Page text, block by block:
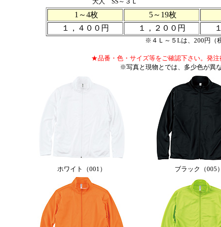
1～4枚
5～19枚
１，４００円
１，２００円
※４Ｌ～５Lは、200円（
★品番・色・サイズ等をご確認下さい。発
※写真と現物とでは、多少色が異
ホワイト（001） ブラック（005